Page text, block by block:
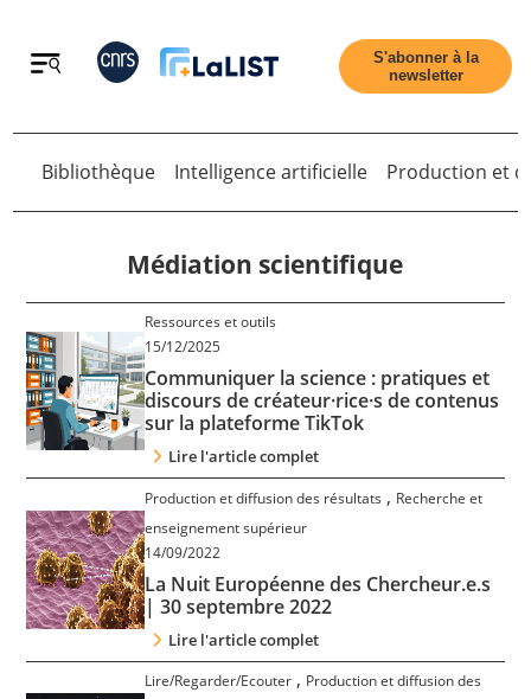
Retour
Accueil
Tous les articles
Qui sommes nous ?
Contact
Nous suivre
S'abonner à la
newsletter
Bibliothèque Intelligence artificielle Production et
Médiation scientifique
Ressources et outils
15/12/2025
Communiquer la science : pratiques et
discours de créateur·rice·s de contenus
sur la plateforme TikTok
Lire l'article complet
Production et diffusion des résultats , Recherche et
enseignement supérieur
14/09/2022
La Nuit Européenne des Chercheur.e.s
| 30 septembre 2022
Lire l'article complet
Lire/Regarder/Ecouter , Production et diffusion des